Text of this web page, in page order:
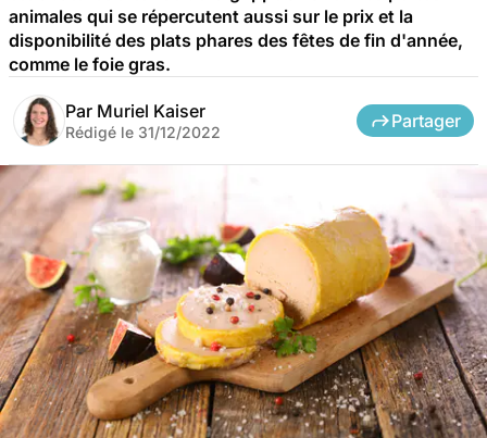
animales qui se répercutent aussi sur le prix et la
disponibilité des plats phares des fêtes de fin d'année,
comme le foie gras.
Par Muriel Kaiser
Rédigé le 31/12/2022
Partager